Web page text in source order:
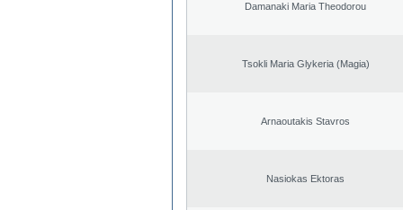
Damanaki Maria Theodorou
Tsokli Maria Glykeria (Magia)
Arnaoutakis Stavros
Nasiokas Ektoras